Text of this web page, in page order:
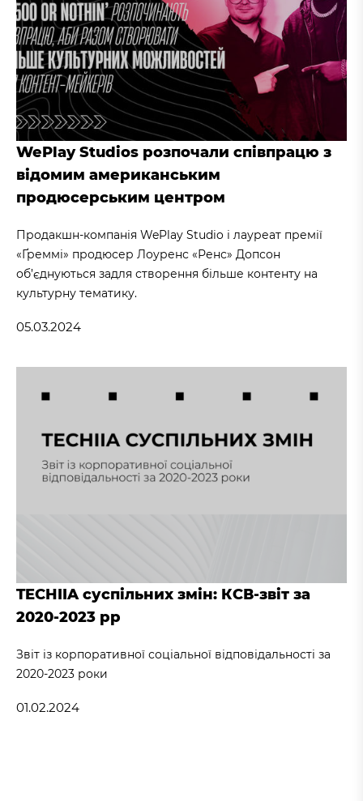
WePlay Studios розпочали співпрацю з
відомим американським
продюсерським центром
Продакшн-компанія WePlay Studio і лауреат премії
«Ґреммі» продюсер Лоуренс «Ренс» Допсон
об’єднуються задля створення більше контенту на
культурну тематику.
05.03.2024
TECHIIA суспільних змін: КСВ-звіт за
2020-2023 рр
Звіт із корпоративної соціальної відповідальності за
2020-2023 роки
01.02.2024